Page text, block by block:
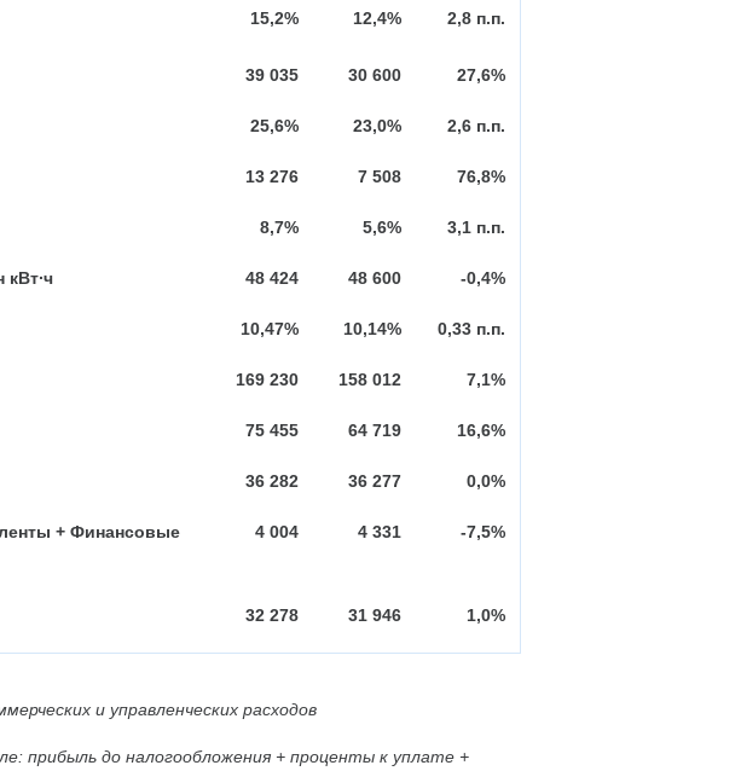
15,2% 12,4% 2,8 п.п.
39 035 30 600 27,6%
25,6% 23,0% 2,6 п.п.
13 276 7 508 76,8%
8,7% 5,6% 3,1 п.п.
48 424 48 600 -0,4%
10,47% 10,14% 0,33 п.п.
169 230 158 012 7,1%
75 455 64 719 16,6%
36 282 36 277 0,0%
+ Финансовые
4 004 4 331 -7,5%
32 278 31 946 1,0%
и управленческих расходов
прибыль до налогообложения + проценты к уплате +